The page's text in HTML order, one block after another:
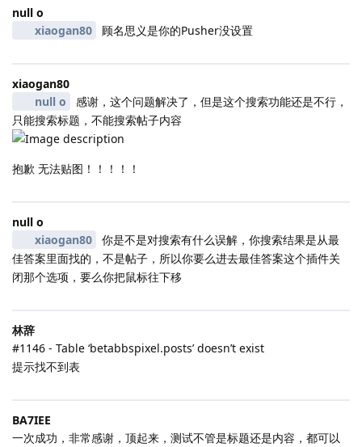
null o
xiaogan80
顾名思义是你的Pusher没设置
xiaogan80
null o
感谢，这个问题解决了，但是这个搜索功能还是不行，
只能搜索标题，不能搜索帖子内容
抱歉 无法贴图！！！！！
null o
xiaogan80
你是不是对搜索有什么误解，你搜索结果是从最
佳答案里面找的，不是帖子，所以你要么进去最佳答案这个插件关
闭那个选项，要么你把鼠标往下移
林辞
#1146 - Table ‘betabbspixel.posts’ doesn’t exist
提示找不到表
BA7IEE
一次成功，非常感谢，顶起来，测试不管是标题还是内容，都可以